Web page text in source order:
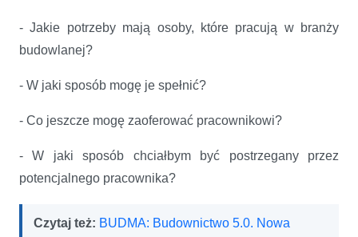
- Jakie potrzeby mają osoby, które pracują w branży
budowlanej?
- W jaki sposób mogę je spełnić?
- Co jeszcze mogę zaoferować pracownikowi?
- W jaki sposób chciałbym być postrzegany przez
potencjalnego pracownika?
Czytaj też: BUDMA: Budownictwo 5.0. Nowa